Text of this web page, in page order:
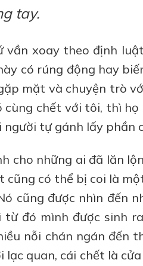
tay.
xoay theo định
có rúng động hay
mặt và chuyện trò
cùng chết với tôi, thì
tự gánh lấy phần
cho những ai đã lăn
có thể bị coi là
cũng được nhìn đến
đó mình được sinh
nỗi chán ngán đến
quan, cái chết là